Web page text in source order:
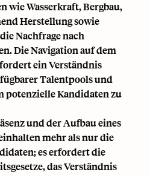
wie Wasserkraft, Bergbau,
Herstellung sowie
Nachfrage nach
Die Navigation auf dem
ein Verständnis
Talentpools und
potenzielle Kandidaten zu
und der Aufbau eines
mehr als nur die
es erfordert die
das Verständnis